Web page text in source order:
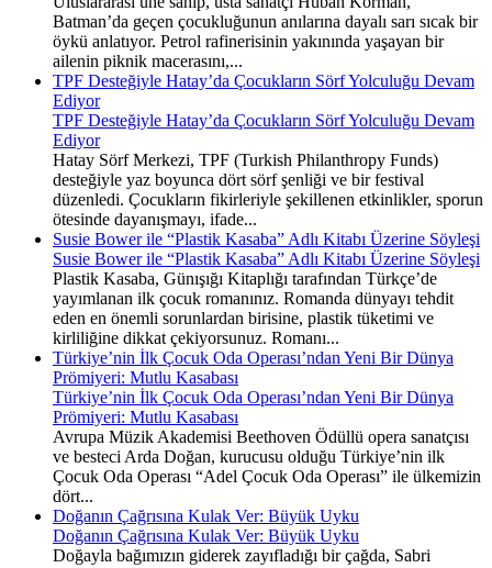
Batman’da geçen çocukluğunun anılarına dayalı sarı sıcak bir
öykü anlatıyor. Petrol rafinerisinin yakınında yaşayan bir
ailenin piknik macerasını,...
TPF Desteğiyle Hatay’da Çocukların Sörf Yolculuğu Devam
Ediyor
TPF Desteğiyle Hatay’da Çocukların Sörf Yolculuğu Devam
Ediyor
Hatay Sörf Merkezi, TPF (Turkish Philanthropy Funds)
desteğiyle yaz boyunca dört sörf şenliği ve bir festival
düzenledi. Çocukların fikirleriyle şekillenen etkinlikler, sporun
ötesinde dayanışmayı, ifade...
Susie Bower ile “Plastik Kasaba” Adlı Kitabı Üzerine Söyleşi
Susie Bower ile “Plastik Kasaba” Adlı Kitabı Üzerine Söyleşi
Plastik Kasaba, Günışığı Kitaplığı tarafından Türkçe’de
yayımlanan ilk çocuk romanınız. Romanda dünyayı tehdit
eden en önemli sorunlardan birisine, plastik tüketimi ve
kirliliğine dikkat çekiyorsunuz. Romanı...
Türkiye’nin İlk Çocuk Oda Operası’ndan Yeni Bir Dünya
Prömiyeri: Mutlu Kasabası
Türkiye’nin İlk Çocuk Oda Operası’ndan Yeni Bir Dünya
Prömiyeri: Mutlu Kasabası
Avrupa Müzik Akademisi Beethoven Ödüllü opera sanatçısı
ve besteci Arda Doğan, kurucusu olduğu Türkiye’nin ilk
Çocuk Oda Operası “Adel Çocuk Oda Operası” ile ülkemizin
dört...
Doğanın Çağrısına Kulak Ver: Büyük Uyku
Doğanın Çağrısına Kulak Ver: Büyük Uyku
Doğayla bağımızın giderek zayıfladığı bir çağda, Sabri